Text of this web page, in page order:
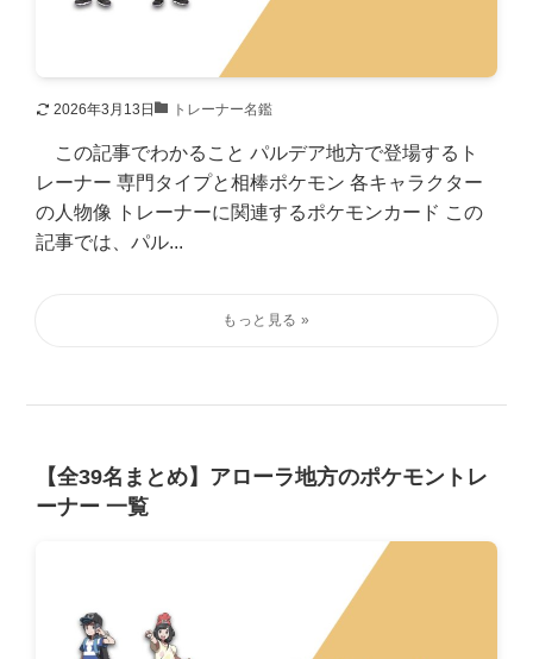
2026年3月13日 トレーナー名鑑
この記事でわかること パルデア地方で登場するト
レーナー 専門タイプと相棒ポケモン 各キャラクター
の人物像 トレーナーに関連するポケモンカード この
記事では、パル...
【全39名まとめ】アローラ地方のポケモントレ
ーナー 一覧